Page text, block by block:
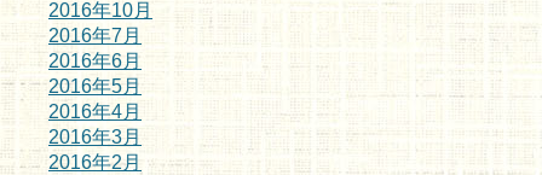
2016年10月
2016年7月
2016年6月
2016年5月
2016年4月
2016年3月
2016年2月